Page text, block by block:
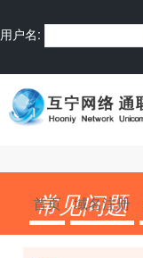
用户名:
首页 域名注册
常见问题